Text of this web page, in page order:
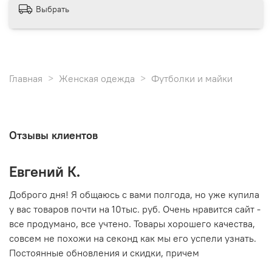
Выбрать
Главная Женская одежда Футболки и майки
Отзывы клиентов
Евгений К.
Доброго дня! Я общаюсь с вами полгода, но уже купила
у вас товаров почти на 10тыс. руб. Очень нравится сайт -
все продумано, все учтено. Товары хорошего качества,
совсем не похожи на секонд как мы его успели узнать.
Постоянные обновления и скидки, причем